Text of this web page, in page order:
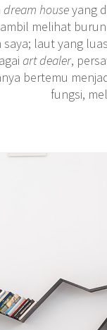
dream houseyang
melihat
laut yang
art dealer,
bertemu
fungsi,